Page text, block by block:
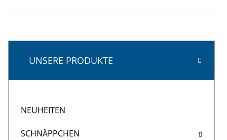
UNSERE PRODUKTE
NEUHEITEN
SCHNÄPPCHEN